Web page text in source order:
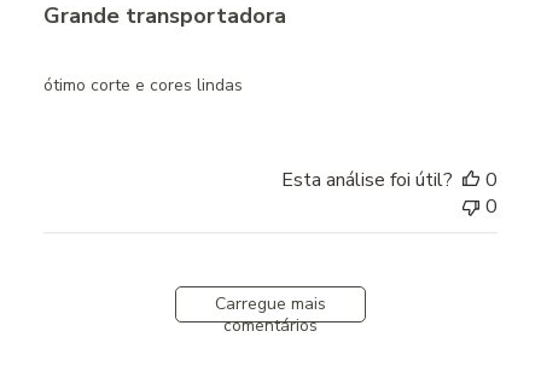
Grande transportadora
ótimo corte e cores lindas
Esta análise foi útil?
0
0
Carregue mais
comentários